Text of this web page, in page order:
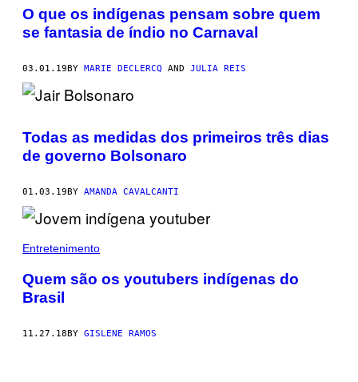
O que os indígenas pensam sobre quem
se fantasia de índio no Carnaval
03.01.19BY MARIE DECLERCQ AND JULIA REIS
Todas as medidas dos primeiros três dias
de governo Bolsonaro
01.03.19 BY AMANDA CAVALCANTI
Entretenimento
Quem são os youtubers indígenas do
Brasil
11.27.18BY GISLENE RAMOS